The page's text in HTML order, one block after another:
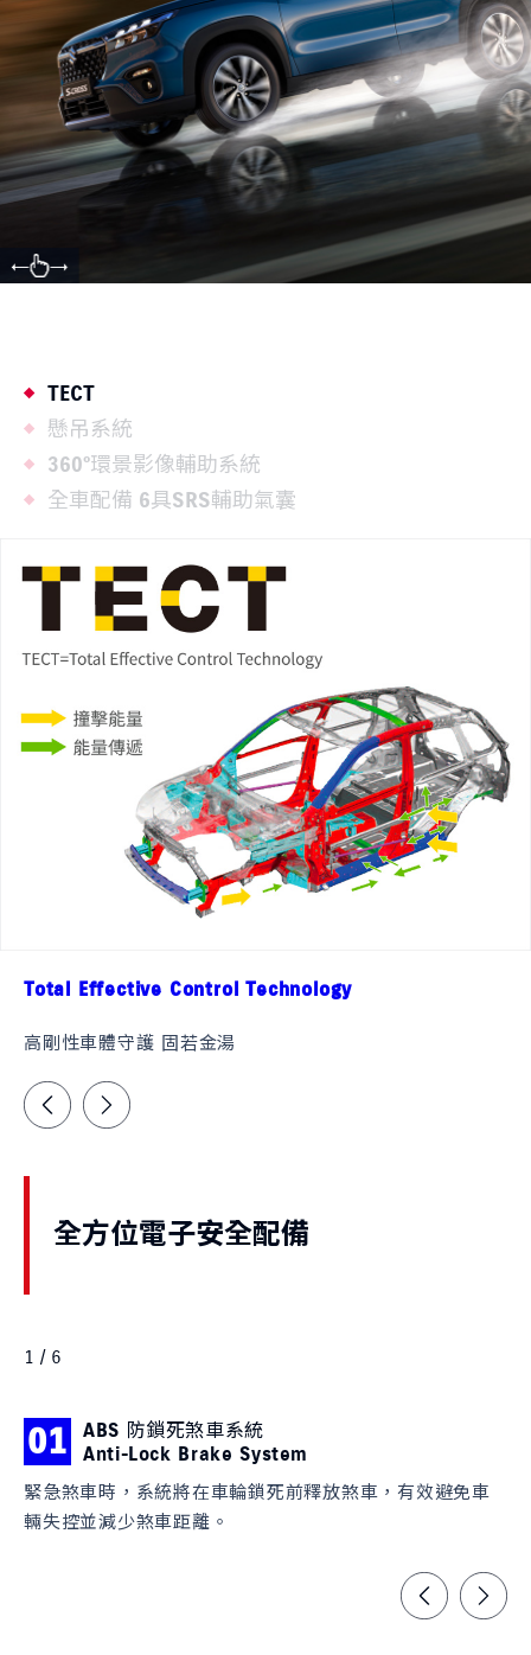
TECT
懸吊系統
360°環景影像輔助系統
全車配備 6具SRS輔助氣囊
Total Effective Control Technology
高剛性車體守護 固若金湯
全方位電子安全配備
1 / 6
01
ABS 防鎖死煞車系統
Anti-Lock Brake System
緊急煞車時，系統將在車輪鎖死前釋放煞車，有效避免車
輛失控並減少煞車距離。